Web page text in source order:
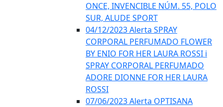
ONCE, INVENCIBLE NÚM. 55, POLO
SUR, ALUDE SPORT
04/12/2023 Alerta SPRAY
CORPORAL PERFUMADO FLOWER
BY ENIO FOR HER LAURA ROSSI i
SPRAY CORPORAL PERFUMADO
ADORE DIONNE FOR HER LAURA
ROSSI
07/06/2023 Alerta OPTISANA